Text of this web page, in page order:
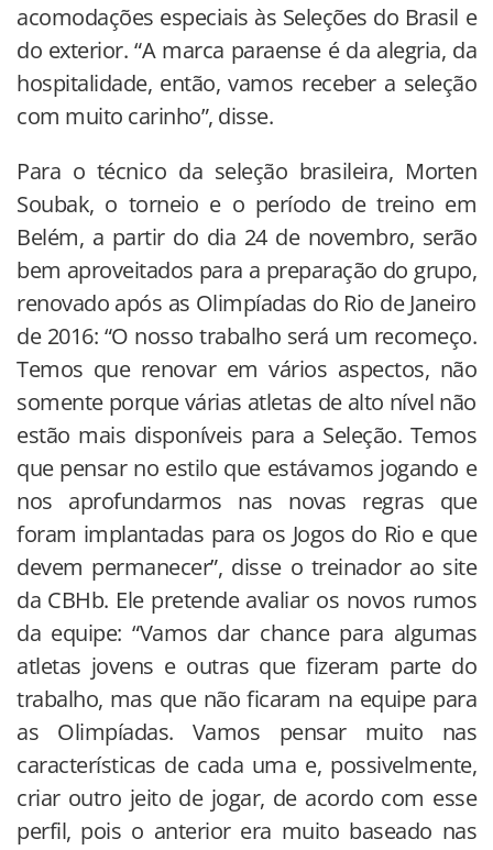
acomodações especiais às Seleções do Brasil e
do exterior. “A marca paraense é da alegria, da
hospitalidade, então, vamos receber a seleção
com muito carinho”, disse.
Para o técnico da seleção brasileira, Morten
Soubak, o torneio e o período de treino em
Belém, a partir do dia 24 de novembro, serão
bem aproveitados para a preparação do grupo,
renovado após as Olimpíadas do Rio de Janeiro
de 2016: “O nosso trabalho será um recomeço.
Temos que renovar em vários aspectos, não
somente porque várias atletas de alto nível não
estão mais disponíveis para a Seleção. Temos
que pensar no estilo que estávamos jogando e
nos aprofundarmos nas novas regras que
foram implantadas para os Jogos do Rio e que
devem permanecer”, disse o treinador ao site
da CBHb. Ele pretende avaliar os novos rumos
da equipe: “Vamos dar chance para algumas
atletas jovens e outras que fizeram parte do
trabalho, mas que não ficaram na equipe para
as Olimpíadas. Vamos pensar muito nas
características de cada uma e, possivelmente,
criar outro jeito de jogar, de acordo com esse
perfil, pois o anterior era muito baseado nas